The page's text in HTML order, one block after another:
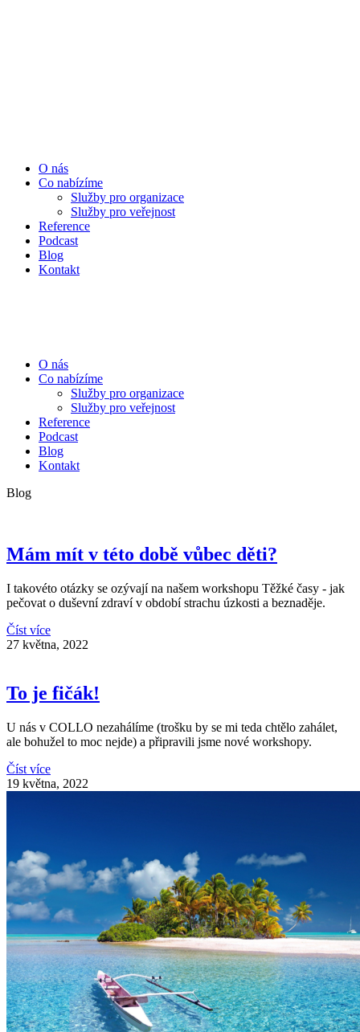
O nás
Co nabízíme
Služby pro organizace
Služby pro veřejnost
Reference
Podcast
Blog
Kontakt
O nás
Co nabízíme
Služby pro organizace
Služby pro veřejnost
Reference
Podcast
Blog
Kontakt
Blog
Mám mít v této době vůbec děti?
I takovéto otázky se ozývají na našem workshopu Těžké časy - jak
pečovat o duševní zdraví v období strachu úzkosti a beznaděje.
Číst více
27 května, 2022
To je fičák!
U nás v COLLO nezahálíme (trošku by se mi teda chtělo zahálet,
ale bohužel to moc nejde) a připravili jsme nové workshopy.
Číst více
19 května, 2022